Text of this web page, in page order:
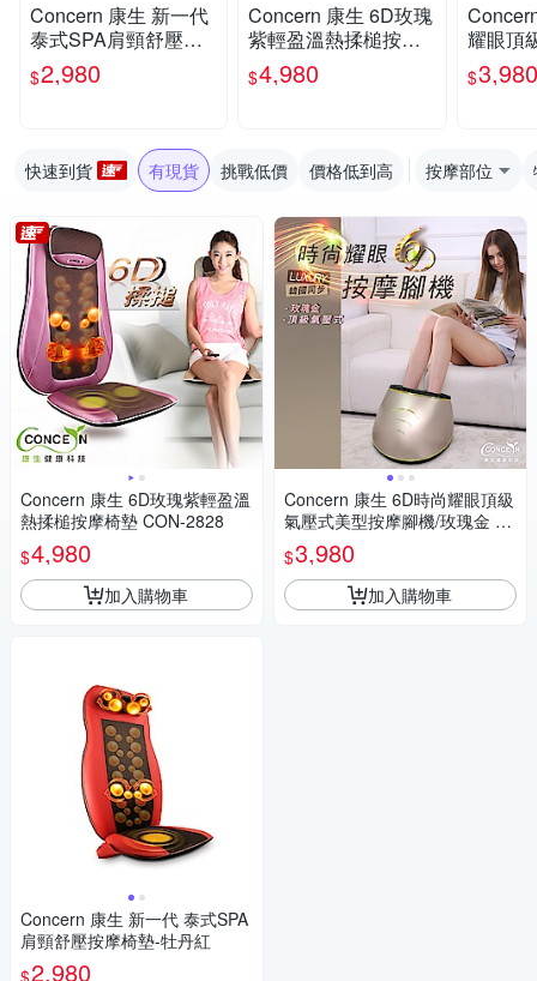
Concern 康生 新一代
泰式SPA肩頸舒壓按
摩椅墊-牡丹紅
$2,980
Concern 康生 6D玫瑰
紫輕盈溫熱揉槌按摩
椅墊 CON-2828
$4,980
耀眼頂
按摩
716
$3,980
快速到貨 有現貨 挑戰低價 價格低到高 按摩部位
Concern 康生 6D玫瑰紫輕盈溫
熱揉槌按摩椅墊 CON-2828
$4,980
加入購物車
Concern 康生 新一代 泰式SPA
肩頸舒壓按摩椅墊-牡丹紅
2,980
Concern 康生 6D時尚耀眼頂級
氣壓式美型按摩腳機/玫瑰金 C
M-716
$3,980
加入購物車